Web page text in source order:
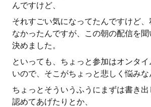
んですけど、
それすごい気になってたんですけど
なかったんですが、この朝の配信を
決めました。
といっても、ちょっと参加はオンタ
いので、そこがちょっと悲しく悩みな
ちょっとそういうふうにまずは書き
認めてあげたりとか、